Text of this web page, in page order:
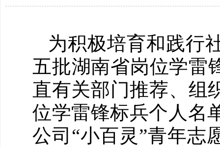
为积极培育和践行
五批湖南省岗位学雷
直有关部门推荐、组
位学雷锋标兵个人名
公司“小百灵”青年志